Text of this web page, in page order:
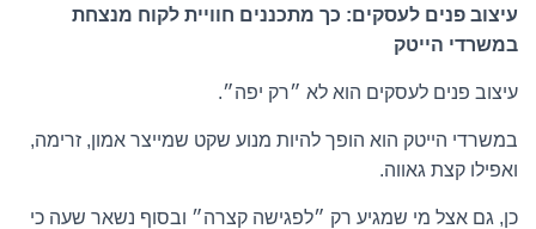
עיצוב פנים לעסקים: כך מתכננים חוויית לקוח מנצחת
במשרדי הייטק
עיצוב פנים לעסקים הוא לא ״רק יפה״.
במשרדי הייטק הוא הופך להיות מנוע שקט שמייצר אמון, זרימה,
ואפילו קצת גאווה.
כן, גם אצל מי שמגיע רק ״לפגישה קצרה״ ובסוף נשאר שעה כי